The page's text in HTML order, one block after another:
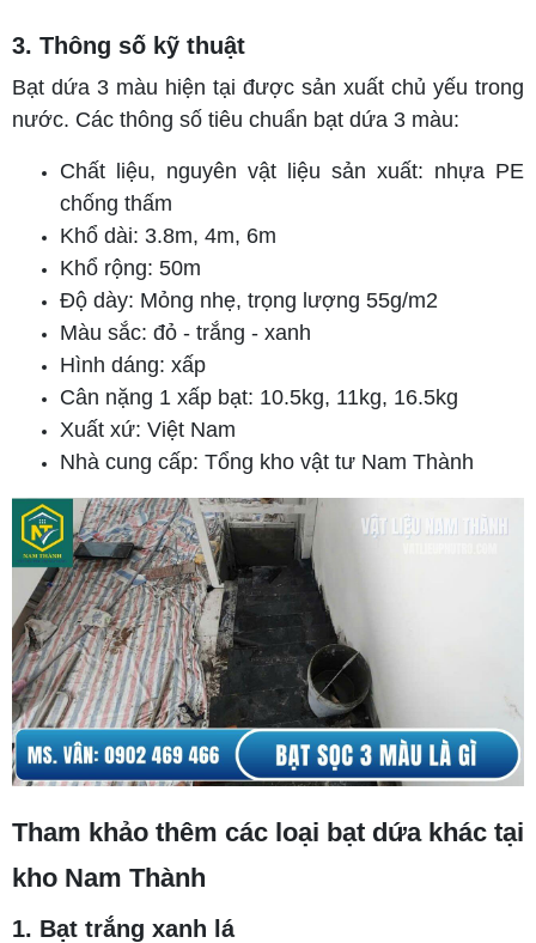
3. Thông số kỹ thuật
Bạt dứa 3 màu hiện tại được sản xuất chủ yếu trong
nước. Các thông số tiêu chuẩn bạt dứa 3 màu:
Chất liệu, nguyên vật liệu sản xuất: nhựa PE
chống thấm
Khổ dài: 3.8m, 4m, 6m
Khổ rộng: 50m
Độ dày: Mỏng nhẹ, trọng lượng 55g/m2
Màu sắc: đỏ - trắng - xanh
Hình dáng: xấp
Cân nặng 1 xấp bạt: 10.5kg, 11kg, 16.5kg
Xuất xứ: Việt Nam
Nhà cung cấp: Tổng kho vật tư Nam Thành
Tham khảo thêm các loại bạt dứa khác tại
kho Nam Thành
1. Bạt trắng xanh lá